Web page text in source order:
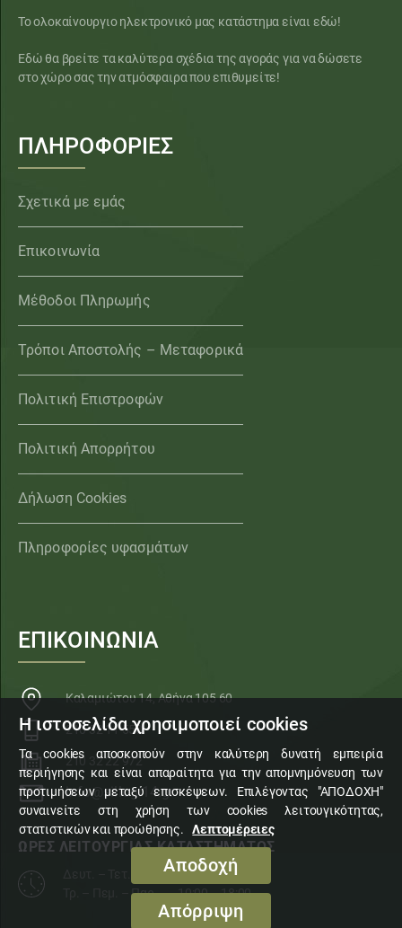
Το ολοκαίνουργιο ηλεκτρονικό μας κατάστημα είναι εδώ!
Εδώ θα βρείτε τα καλύτερα σχέδια της αγοράς για να δώσετε
στο χώρο σας την ατμόσφαιρα που επιθυμείτε!
ΠΛΗΡΟΦΟΡΙΕΣ
Σχετικά με εμάς
Επικοινωνία
Μέθοδοι Πληρωμής
Τρόποι Αποστολής – Μεταφορικά
Πολιτική Επιστροφών
Πολιτική Απορρήτου
Δήλωση Cookies
Πληροφορίες υφασμάτων
ΕΠΙΚΟΙΝΩΝΙΑ
Καλαμιώτου 14, Αθήνα 105 60
210 32 11 553
210 32 22 972
info@sillogi14.gr
ΩΡΕΣ ΛΕΙΤΟΥΡΓΙΑΣ ΚΑΤΑΣΤΗΜΑΤΟΣ
Δευτ. – Τετ. – Σάβ.
10:00 – 15:00
Τρ. – Πεμ. – Παρ.
10:00 – 18:00
Η ιστοσελίδα χρησιμοποιεί cookies
Τα cookies αποσκοπούν στην καλύτερη δυνατή εμπειρία
περιήγησης και είναι απαραίτητα για την απομνημόνευση των
προτιμήσεων μεταξύ επισκέψεων. Επιλέγοντας "ΑΠΟΔΟΧΗ"
συναινείτε στη χρήση των cookies λειτουγικότητας,
στατιστικών και προώθησης.
Λεπτομέρειες
Αποδοχή
Απόρριψη